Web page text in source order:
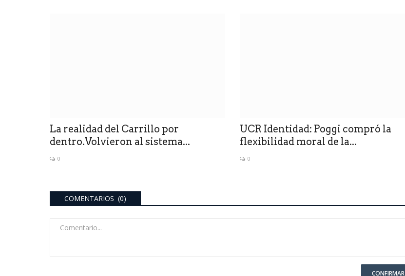
La realidad del Carrillo por
dentro.Volvieron al sistema...
0
UCR Identidad: Poggi compró la
flexibilidad moral de la...
0
COMENTARIOS (0)
CONFIRMAR